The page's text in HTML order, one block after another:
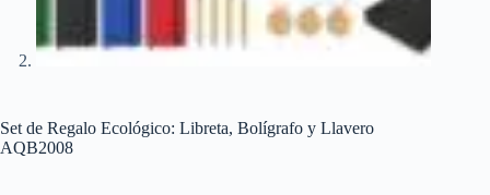
Set de Regalo Ecológico: Libreta, Bolígrafo y Llavero
AQB2008